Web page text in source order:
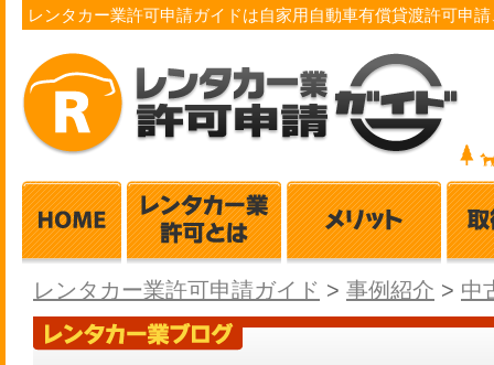
レンタカー業許可申請ガイドは自家用自動車有償貸渡許可申
レンタカー業許可申請ガイド > 事例紹介 > 中